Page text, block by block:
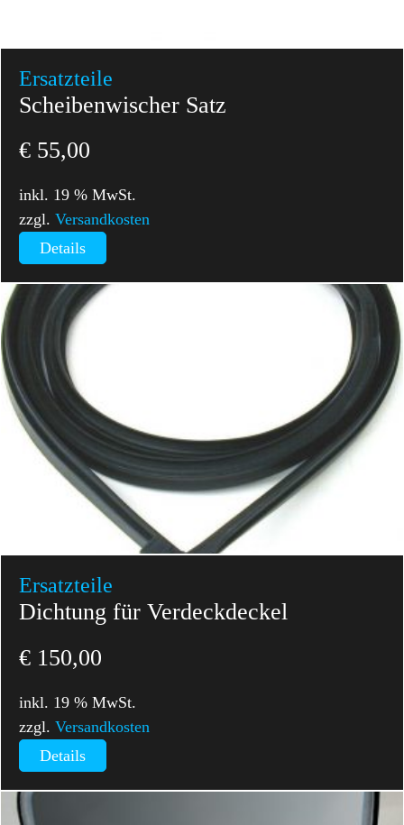
Ersatzteile
Scheibenwischer Satz
€ 55,00
inkl. 19 % MwSt.
zzgl.Versandkosten
Details
Ersatzteile
Dichtung für Verdeckdeckel
€ 150,00
inkl. 19 % MwSt.
zzgl.Versandkosten
Details